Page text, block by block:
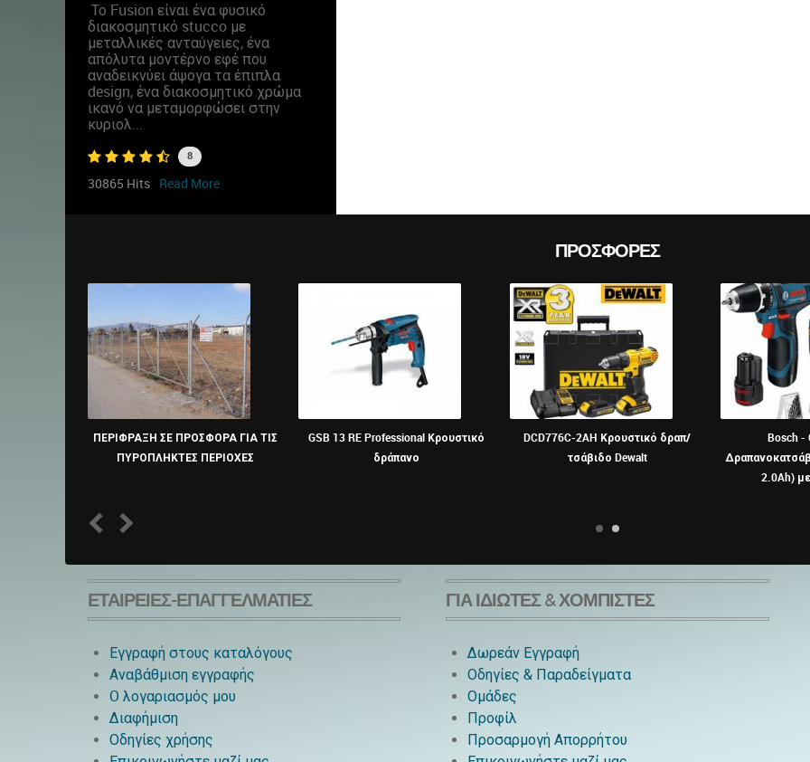
Το Fusion είναι ένα φυσικό
διακοσμητικό stucco με
μεταλλικές ανταύγειες, ένα
απόλυτα μοντέρνο εφέ που
αναδεικνύει άψογα τα έπιπλα
design, ένα διακοσμητικό χρώμα
ικανό να μεταμορφώσει στην
κυριολ...
8
30865 Hits Read More
ΠΡΟΣΦΟΡΈΣ
ΠΕΡΙΦΡΑΞΗ ΣΕ ΠΡΟΣΦΟΡΑ ΓΙΑ ΤΙΣ
ΠΥΡΟΠΛΗΚΤΕΣ ΠΕΡΙΟΧΕΣ
GSB 13 RE Professional Κρουστικό
δράπανο
DCD776C-2AH Κρουστικό δραπ/
τσάβιδο Dewalt
Bosch -
2.0Ah)
ΕΤΑΙΡΕΊΕΣ-ΕΠΑΓΓΕΛΜΑΤΊΕΣ
Εγγραφή στους καταλόγους
Αναβάθμιση εγγραφής
O λογαριασμός μου
Διαφήμιση
Οδηγίες χρήσης
ΓΙΑ ΙΔΙΏΤΕΣ & ΧΟΜΠΊΣΤΕΣ
Δωρεάν Εγγραφή
Οδηγίες & Παραδείγματα
Ομάδες
Προφίλ
Προσαρμογή Απορρήτου